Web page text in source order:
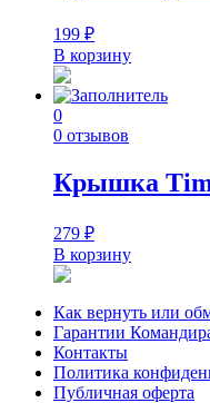
199 ₽
В корзину
0
0 отзывов
Крышка
279 ₽
В корзину
Как вернуть или
Гарантии
Контакты
Политика
Публичная оферта